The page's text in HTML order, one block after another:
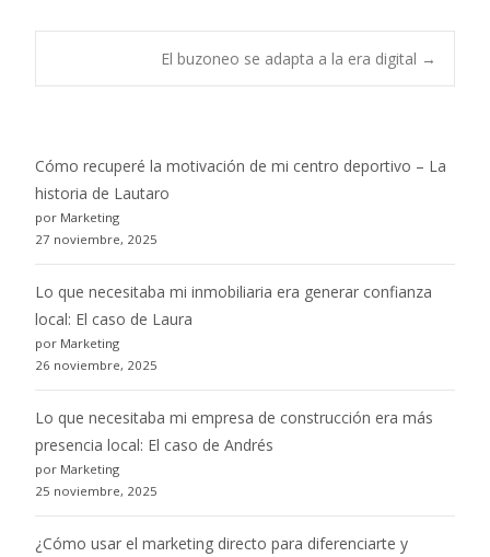
Post
navigation
El buzoneo se adapta a la era digital →
Cómo recuperé la motivación de mi centro deportivo – La
historia de Lautaro
por Marketing
27 noviembre, 2025
Lo que necesitaba mi inmobiliaria era generar confianza
local: El caso de Laura
por Marketing
26 noviembre, 2025
Lo que necesitaba mi empresa de construcción era más
presencia local: El caso de Andrés
por Marketing
25 noviembre, 2025
¿Cómo usar el marketing directo para diferenciarte y